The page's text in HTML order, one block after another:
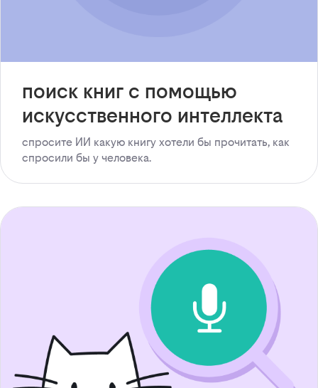
поиск книг с помощью
искусственного интеллекта
спросите ИИ какую книгу хотели бы прочитать, как
спросили бы у человека.